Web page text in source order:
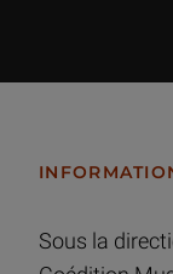
Sous la